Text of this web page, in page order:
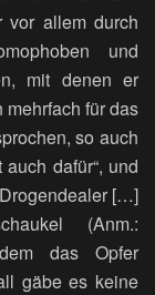
vor allem durch
und
mit denen er
für das
so auch
dafür“, und
[…]
(Anm.:
das Opfer
gäbe es keine